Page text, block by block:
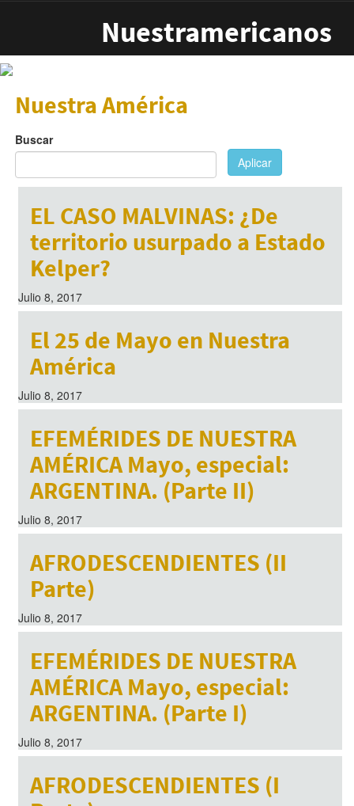
Nuestramericanos
Nuestra América
Buscar
Aplicar
EL CASO MALVINAS: ¿De
territorio usurpado a Estado
Kelper?
Julio 8, 2017
El 25 de Mayo en Nuestra
América
Julio 8, 2017
EFEMÉRIDES DE NUESTRA
AMÉRICA Mayo, especial:
ARGENTINA. (Parte II)
Julio 8, 2017
AFRODESCENDIENTES (II
Parte)
Julio 8, 2017
EFEMÉRIDES DE NUESTRA
AMÉRICA Mayo, especial:
ARGENTINA. (Parte I)
Julio 8, 2017
AFRODESCENDIENTES (I